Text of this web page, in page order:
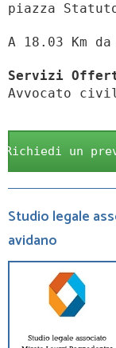
piazza
A 18.03 Km
Servizi
Avvocato
Richiedi un
Studio legale
avidano